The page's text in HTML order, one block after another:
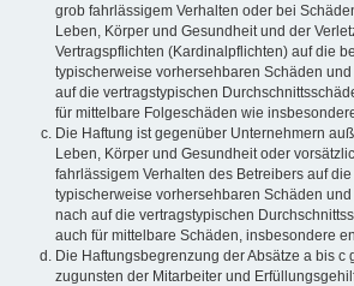
grob fahrlässigem Verhalten oder bei
Leben, Körper und Gesundheit und der
Vertragspflichten (Kardinalpflichten) auf die
typischerweise vorhersehbaren Schäden
auf die vertragstypischen
für mittelbare Folgeschäden wie
Die Haftung ist gegenüber Unternehmern
Leben, Körper und Gesundheit oder
fahrlässigem Verhalten des Betreibers auf
typischerweise vorhersehbaren Schäden
nach auf die vertragstypischen
auch für mittelbare Schäden, insbesondere
Die Haftungsbegrenzung der Absätze a bis c
zugunsten der Mitarbeiter und